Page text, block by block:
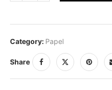
Category: Papel
Share